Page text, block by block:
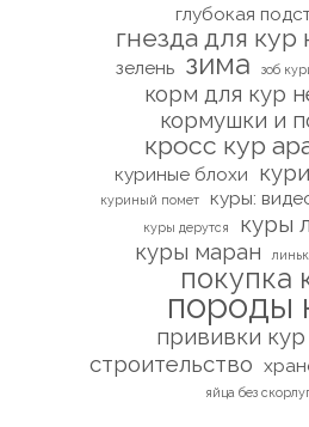
глубокая
гнезда для
зелень зима зоб
корм для кур
кормушки и
кросс кур
куриные блохи
куриный помет куры:
куры дерутся
куры
куры маран
покупка
породы
прививки кур
строительство
яйца без